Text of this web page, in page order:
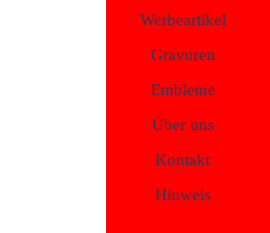
Werbeartikel
Gravuren
Embleme
Über uns
Kontakt
Hinweis